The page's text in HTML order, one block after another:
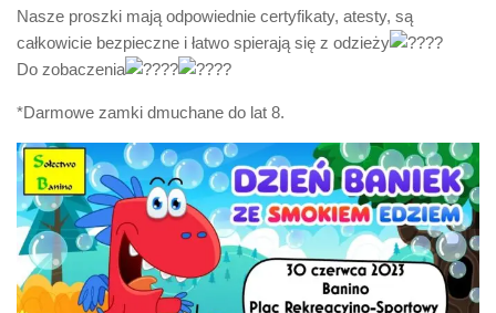
Nasze proszki mają odpowiednie certyfikaty, atesty, są
całkowicie bezpieczne i łatwo spierają się z odzieży
Do zobaczenia
*Darmowe zamki dmuchane do lat 8.